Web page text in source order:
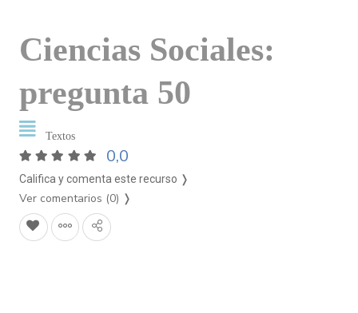
Ciencias Sociales:
pregunta 50
Textos
0,0
Califica y comenta este recurso ❭
Ver comentarios (0) ❭